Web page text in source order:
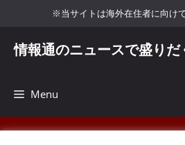
キ
※当サイトは海外在住者に向け
情報通のニュースで盛りだ
Menu